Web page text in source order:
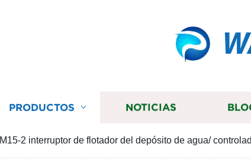
PRODUCTOS NOTICIAS
M15-2 interruptor de flotador del depósito de agua/